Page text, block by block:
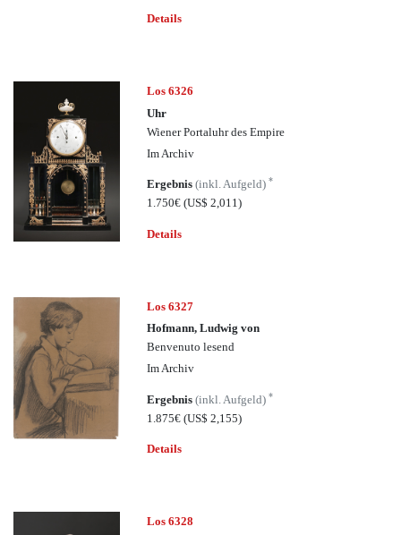
Details
Los 6326
Uhr
Wiener Portaluhr des Empire
Im Archiv
Ergebnis(inkl. Aufgeld)*
1.750€(US$ 2,011)
Details
Los 6327
Hofmann, Ludwig von
Benvenuto lesend
Im Archiv
Ergebnis(inkl. Aufgeld)*
1.875€(US$ 2,155)
Details
Los 6328